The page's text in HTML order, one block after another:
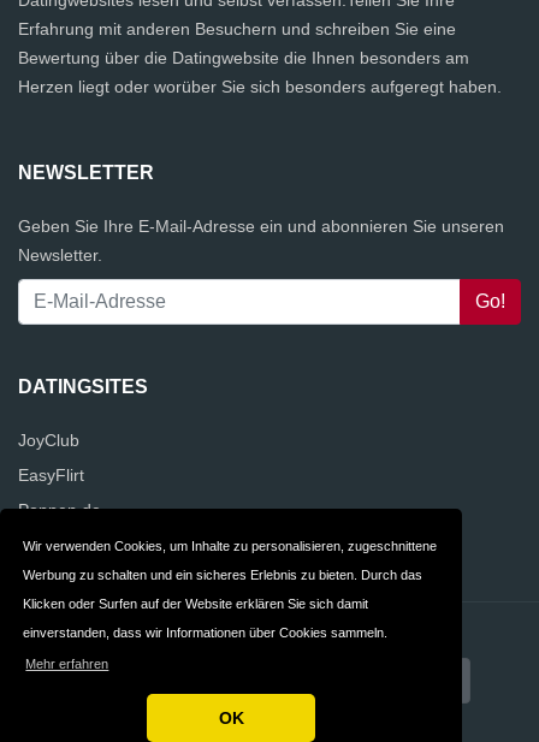
Wir verwenden Cookies, um Inhalte zu personalisieren, zugeschnittene
Werbung zu schalten und ein sicheres Erlebnis zu bieten. Durch das
Klicken oder Surfen auf der Website erklären Sie sich damit
einverstanden, dass wir Informationen über Cookies sammeln.
Mehr erfahren
OK
Erfahrung mit anderen Besuchern und schreiben Sie eine
Bewertung über die Datingwebsite die Ihnen besonders am
Herzen liegt oder worüber Sie sich besonders aufgeregt haben.
NEWSLETTER
Geben Sie Ihre E-Mail-Adresse ein und abonnieren Sie unseren
Newsletter.
DATINGSITES
JoyClub
EasyFlirt
Poppen.de
Kwick.de
Kontakt Datenschutz
Copyright © 2026 DatingWebsites.de